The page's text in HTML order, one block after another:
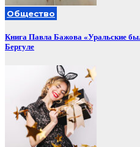
Общество
Книга Павла Бажова «Уральские
Бергуле